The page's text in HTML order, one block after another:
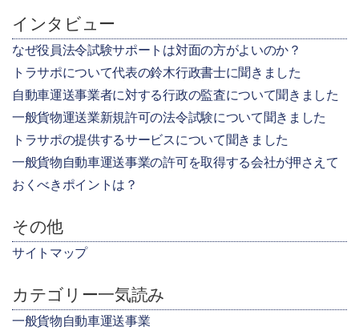
インタビュー
なぜ役員法令試験サポートは対面の方がよいのか？
トラサポについて代表の鈴木行政書士に聞きました
自動車運送事業者に対する行政の監査について聞きました
一般貨物運送業新規許可の法令試験について聞きました
トラサポの提供するサービスについて聞きました
一般貨物自動車運送事業の許可を取得する会社が押さえて
おくべきポイントは？
その他
サイトマップ
カテゴリー一気読み
一般貨物自動車運送事業